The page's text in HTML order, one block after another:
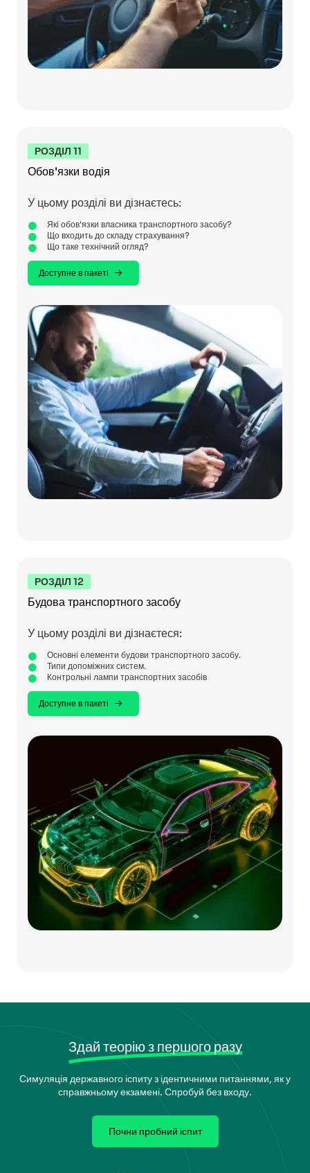
РОЗДІЛ 11
Обов'язки водія
У цьому розділі ви дізнаєтесь:
Які обов'язки власника транспортного засобу?
Що входить до складу страхування?
Що таке технічний огляд?
Доступне в пакеті
РОЗДІЛ 12
Будова транспортного засобу
У цьому розділі ви дізнаєтеся:
Основні елементи будови транспортного засобу.
Типи допоміжних систем.
Контрольні лампи транспортних засобів
Доступне в пакеті
Здай теорію з першого разу
Симуляція державного іспиту з ідентичними питаннями, як у
справжньому екзамені. Спробуй без входу.
Почни пробний іспит